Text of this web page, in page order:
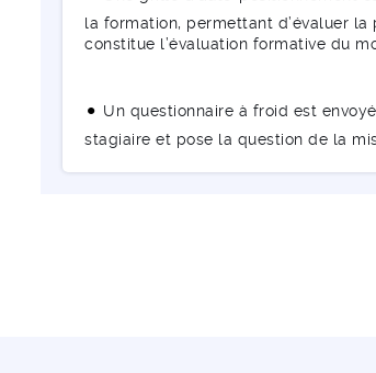
la formation, permettant d’évaluer
constitue l’évaluation formative du
Un questionnaire à froid est
stagiaire et pose la question de la